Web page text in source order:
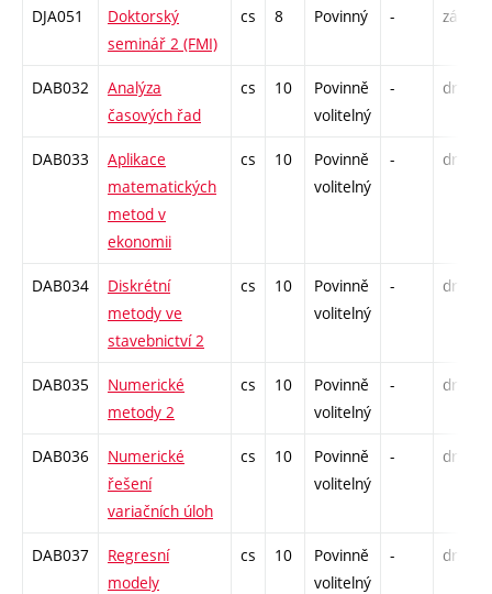
DJA051
Doktorský
seminář 2 (FMI)
cs 8 Povinný - zá
DAB032
Analýza
časových řad
cs 10
Povinně
volitelný
- drzk
DAB033
Aplikace
matematických
metod v
ekonomii
cs 10
Povinně
volitelný
- drzk
DAB034
Diskrétní
metody ve
stavebnictví 2
cs 10
Povinně
volitelný
- drzk
DAB035
Numerické
metody 2
cs 10
Povinně
volitelný
- drzk
DAB036
Numerické
řešení
variačních úloh
cs 10
Povinně
volitelný
- drzk
DAB037
Regresní
modely
cs 10
Povinně
volitelný
- drzk